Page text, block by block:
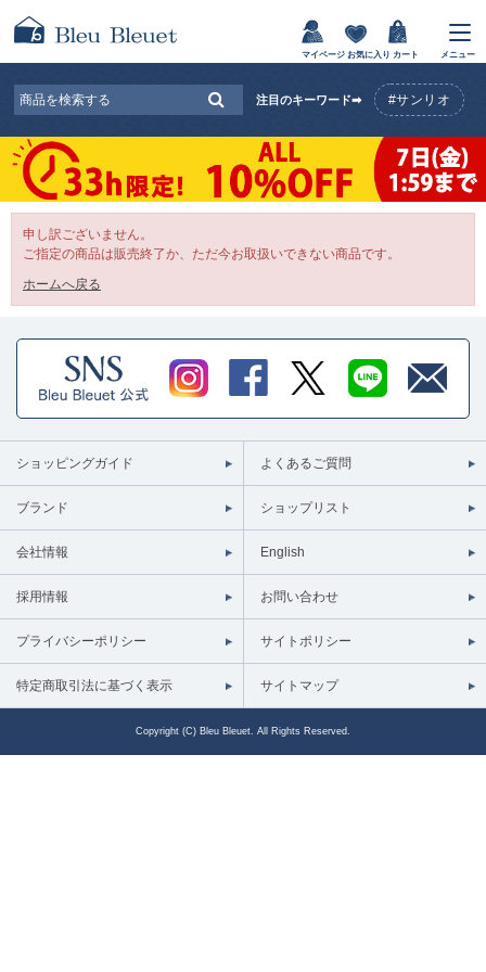
マイページ お気に入り カート メニュー
注目のキーワード➡ #サンリオ
申し訳ございません。
ご指定の商品は販売終了か、ただ今お取扱いできない商品です。
ホームへ戻る
ショッピングガイド よくあるご質問
ブランド ショップリスト
会社情報 English
採用情報 お問い合わせ
プライバシーポリシー サイトポリシー
特定商取引法に基づく表示 サイトマップ
Copyright (C) Bleu Bleuet. All Rights Reserved.